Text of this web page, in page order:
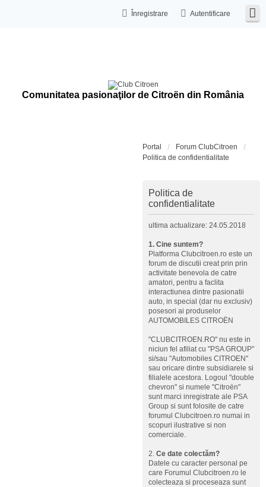
Autentificare
Înregistrare
Comunitatea pasionaţilor de Citroën din România
Portal
Forum ClubCitroen
Politica de confidentialitate
Politica de
confidentialitate
ultima actualizare: 24.05.2018
1. Cine suntem?
Platforma Clubcitroen.ro este un
forum de discutii creat prin prin
activitate benevola de catre
amatori, pentru a faclita
interactiunea dintre pasionatii
auto, in special (dar nu exclusiv)
posesori ai produselor
AUTOMOBILES CITROËN
"CLUBCITROEN.RO" nu este in
niciun fel afiliat cu "PSA GROUP"
si/sau "Automobiles CITROEN"
sau oricare dintre subsidiarele si
filialele acestora. Logoul "double
chevron" si numele "Citroën"
sunt marci inregistrate ale PSA
Group si sunt folosite de catre
forumul Clubcitroen.ro numai in
scopuri ilustrative si non
comerciale.
2. Ce date colectăm?
Datele cu caracter personal pe
care Forumul Clubcitroen.ro le
colecteaza si proceseaza sunt